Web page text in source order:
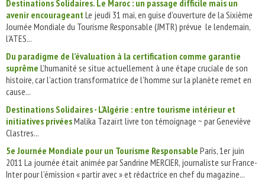
Destinations Solidaires. Le Maroc : un passage difficile mais un
avenir encourageant Le jeudi 31 mai, en guise d’ouverture de la Sixième
Journée Mondiale du Tourisme Responsable (JMTR) prévue le lendemain,
l’ATES...
Du paradigme de l’évaluation à la certification comme garantie
suprême L’humanité se situe actuellement à une étape cruciale de son
histoire, car l’action transformatrice de l’homme sur la planète remet en
cause...
Destinations Solidaires - L’Algérie : entre tourisme intérieur et
initiatives privéesMalika Tazaïrt livre ton témoignage ~ par Geneviève
Clastres...
5e Journée Mondiale pour un Tourisme Responsable Paris, 1er juin
2011 La journée était animée par Sandrine MERCIER, journaliste sur France-
Inter pour l’émission « partir avec » et rédactrice en chef du magazine...